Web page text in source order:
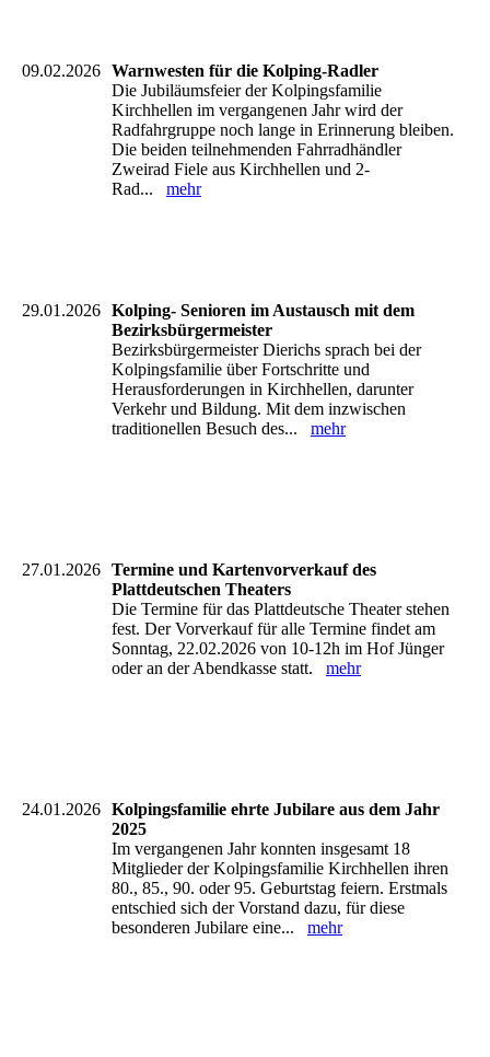
09.02.2026 Warnwesten für die Kolping-Radler
Die Jubiläumsfeier der Kolpingsfamilie
Kirchhellen im vergangenen Jahr wird der
Radfahrgruppe noch lange in Erinnerung bleiben.
Die beiden teilnehmenden Fahrradhändler
Zweirad Fiele aus Kirchhellen und 2-
Rad... mehr
29.01.2026 Kolping- Senioren im Austausch mit dem
Bezirksbürgermeister
Bezirksbürgermeister Dierichs sprach bei der
Kolpingsfamilie über Fortschritte und
Herausforderungen in Kirchhellen, darunter
Verkehr und Bildung. Mit dem inzwischen
traditionellen Besuch des... mehr
27.01.2026 Termine und Kartenvorverkauf des
Plattdeutschen Theaters
Die Termine für das Plattdeutsche Theater stehen
fest. Der Vorverkauf für alle Termine findet am
Sonntag, 22.02.2026 von 10-12h im Hof Jünger
oder an der Abendkasse statt. mehr
24.01.2026 Kolpingsfamilie ehrte Jubilare aus dem Jahr
2025
Im vergangenen Jahr konnten insgesamt 18
Mitglieder der Kolpingsfamilie Kirchhellen ihren
80., 85., 90. oder 95. Geburtstag feiern. Erstmals
entschied sich der Vorstand dazu, für diese
besonderen Jubilare eine... mehr